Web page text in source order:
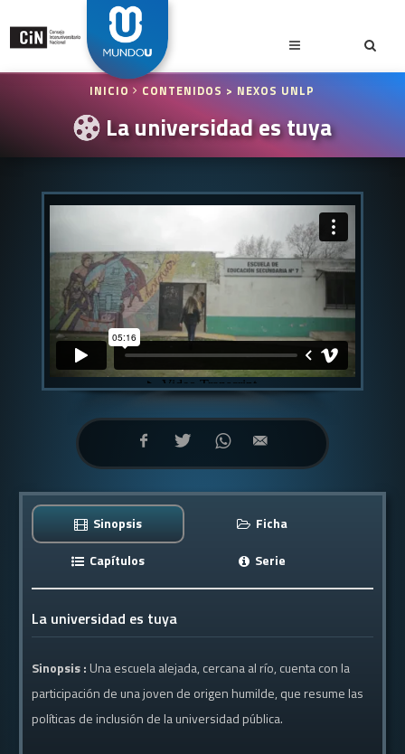
INICIO CONTENIDOS > NEXOS UNLP
La universidad es tuya
Sinopsis
Ficha
Capítulos
Serie
La universidad es tuya
Sinopsis : Una escuela alejada, cercana al río, cuenta con la
participación de una joven de origen humilde, que resume las
políticas de inclusión de la universidad pública.